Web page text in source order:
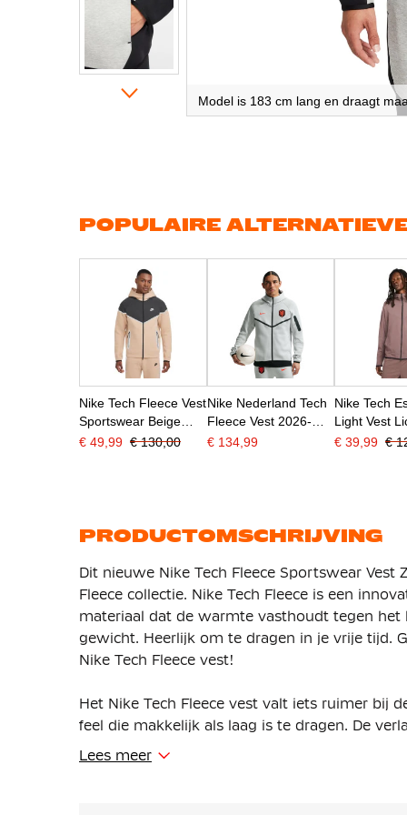
Model is 183 cm lang en draagt
gallerij
POPULAIRE
Nike Tech Fleece Vest
Sportswear Beige
Donkergrijs Zilver
€ 49,99 € 130,00
Nike Nederland Tech
Fleece Vest 2026-
2028 Lichtgrijs Zwart
€ 134,99
Nike Tech
Light Vest
€ 39,99 €
PRODUCTOMSCHRIJVING
Dit nieuwe Nike Tech Fleece Sportswear
Fleece collectie. Nike Tech Fleece is een
materiaal dat de warmte vasthoudt tegen
gewicht. Heerlijk om te dragen in je vrije tijd.
Nike Tech Fleece vest!
Het Nike Tech Fleece vest valt iets ruimer bij
feel die makkelijk als laag is te dragen. De
de mouwen zorgen voor meer
Lees meer